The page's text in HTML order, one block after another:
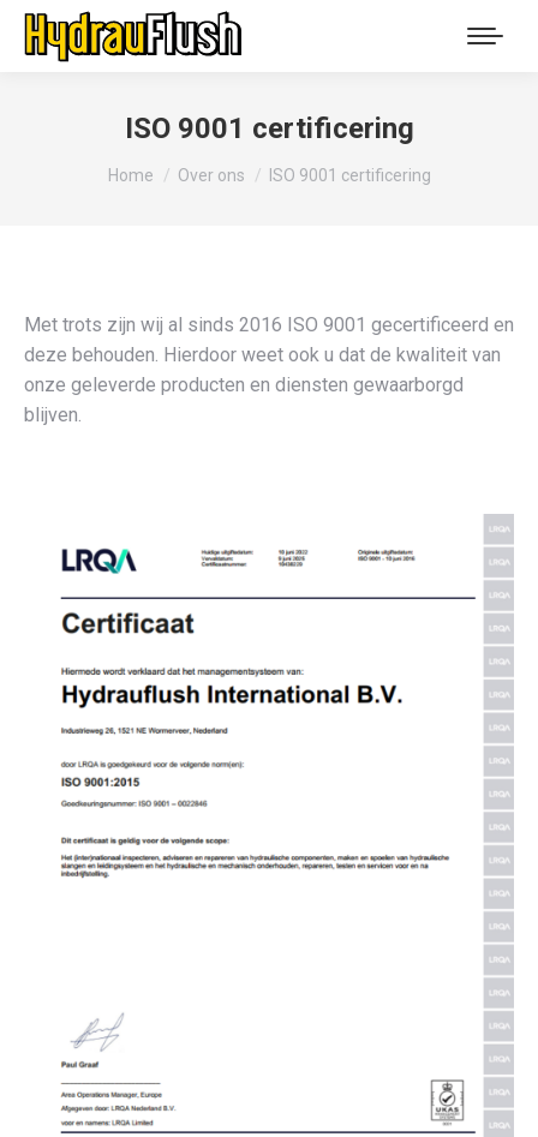
ISO 9001 certificering
You are here:
Home Over ons ISO 9001 certificering
Met trots zijn wij al sinds 2016 ISO 9001 gecertificeerd en
deze behouden. Hierdoor weet ook u dat de kwaliteit van
onze geleverde producten en diensten gewaarborgd
blijven.